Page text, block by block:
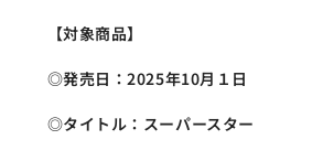
【対象商品】
◎発売日：2025年10月１日
◎タイトル：スーパースター